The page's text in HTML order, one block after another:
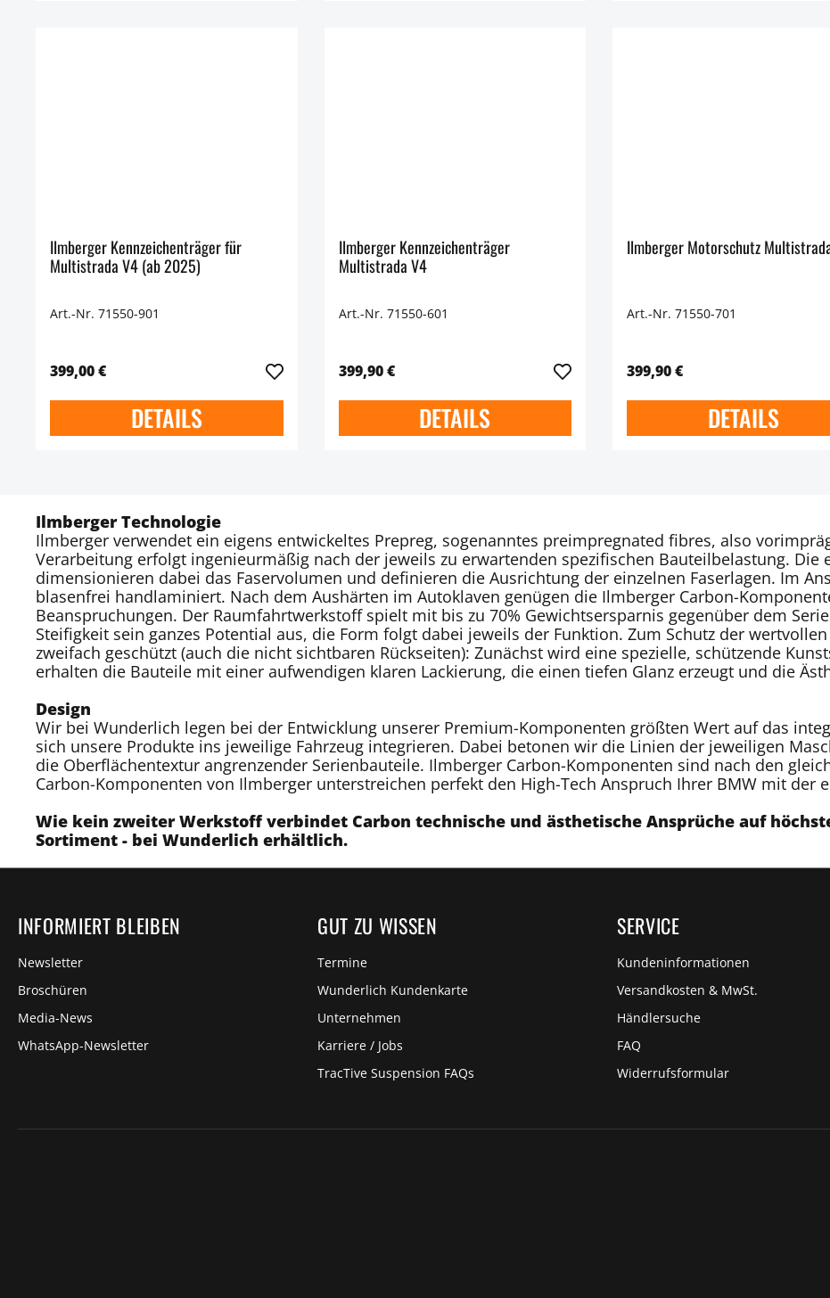
Ilmberger Kennzeichenträger für
Multistrada V4 (ab 2025)
Art.-Nr. 71550-901
399,00 €
DETAILS
Ilmberger Kennzeichenträger
Multistrada V4
Art.-Nr. 71550-601
399,90 €
DETAILS
Ilmberger Motorschutz
Art.-Nr. 71550-701
399,90 €
DETAILS
Ilmberger Technologie
Ilmberger verwendet ein eigens entwickeltes Prepreg, sogenanntes preimpregnated fibres, also
Verarbeitung erfolgt ingenieurmäßig nach der jeweils zu erwartenden spezifischen Bauteilbelastung. Die
dimensionieren dabei das Faservolumen und definieren die Ausrichtung der einzelnen Faserlagen. Im
blasenfrei handlaminiert. Nach dem Aushärten im Autoklaven genügen die Ilmberger Carbon-
Beanspruchungen. Der Raumfahrtwerkstoff spielt mit bis zu 70% Gewichtsersparnis gegenüber dem
Steifigkeit sein ganzes Potential aus, die Form folgt dabei jeweils der Funktion. Zum Schutz der
zweifach geschützt (auch die nicht sichtbaren Rückseiten): Zunächst wird eine spezielle, schützende
erhalten die Bauteile mit einer aufwendigen klaren Lackierung, die einen tiefen Glanz erzeugt und die
Design
Wir bei Wunderlich legen bei der Entwicklung unserer Premium-Komponenten größten Wert auf das
sich unsere Produkte ins jeweilige Fahrzeug integrieren. Dabei betonen wir die Linien der jeweiligen
die Oberflächentextur angrenzender Serienbauteile. Ilmberger Carbon-Komponenten sind nach den
Carbon-Komponenten von Ilmberger unterstreichen perfekt den High-Tech Anspruch Ihrer BMW mit der
Wie kein zweiter Werkstoff verbindet Carbon technische und ästhetische Ansprüche auf
Sortiment - bei Wunderlich erhältlich.
INFORMIERT BLEIBEN
Newsletter
Broschüren
Media-News
WhatsApp-Newsletter
GUT ZU WISSEN
Termine
Wunderlich Kundenkarte
Unternehmen
Karriere / Jobs
TracTive Suspension FAQs
SERVICE
Kundeninformationen
Versandkosten & MwSt.
Händlersuche
FAQ
Widerrufsformular